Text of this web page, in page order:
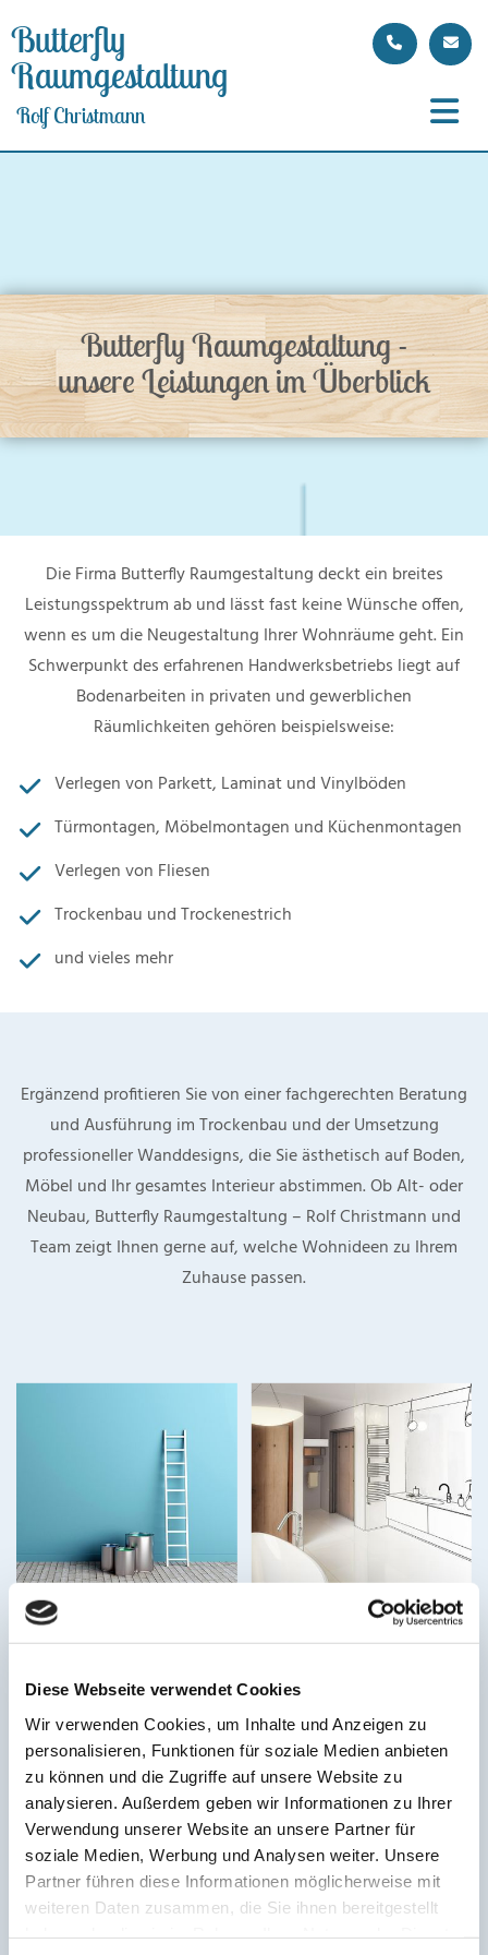
Diese Webseite verwendet Cookies
Wir verwenden Cookies, um Inhalte und Anzeigen zu
personalisieren, Funktionen für soziale Medien anbieten
zu können und die Zugriffe auf unsere Website zu
analysieren. Außerdem geben wir Informationen zu Ihrer
Verwendung unserer Website an unsere Partner für
soziale Medien, Werbung und Analysen weiter. Unsere
Partner führen diese Informationen möglicherweise mit
weiteren Daten zusammen, die Sie ihnen bereitgestellt
Butterfly
Raumgestaltung
Rolf Christmann
Butterfly Raumgestaltung -
unsere Leistungen im Überblick
Die Firma Butterfly Raumgestaltung deckt ein breites
Leistungsspektrum ab und lässt fast keine Wünsche offen,
wenn es um die Neugestaltung Ihrer Wohnräume geht. Ein
Schwerpunkt des erfahrenen Handwerksbetriebs liegt auf
Bodenarbeiten in privaten und gewerblichen
Räumlichkeiten gehören beispielsweise:
Verlegen von Parkett, Laminat und Vinylböden
Türmontagen, Möbelmontagen und Küchenmontagen
Verlegen von Fliesen
Trockenbau und Trockenestrich
und vieles mehr
Ergänzend profitieren Sie von einer fachgerechten Beratung
und Ausführung im Trockenbau und der Umsetzung
professioneller Wanddesigns, die Sie ästhetisch auf Boden,
Möbel und Ihr gesamtes Interieur abstimmen. Ob Alt- oder
Neubau, Butterfly Raumgestaltung – Rolf Christmann und
Team zeigt Ihnen gerne auf, welche Wohnideen zu Ihrem
Zuhause passen.
Wandgestaltung
Bodenbeläge Altbausanierung